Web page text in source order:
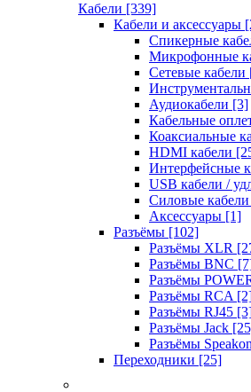
Кабели [339]
Кабели и аксессуары
Спикерные
Микрофонные
Сетевые кабели
Аудиокабели [3]
Кабельные
Коаксиальные
HDMI кабели
Интерфейсные
USB кабели /
Силовые кабели
Аксессуары [1]
Разъёмы [102]
Разъёмы XLR
Разъёмы BNC
Разъёмы
Разъёмы RCA
Разъёмы RJ45
Разъёмы Jack
Разъёмы Speakon
Переходники [25]